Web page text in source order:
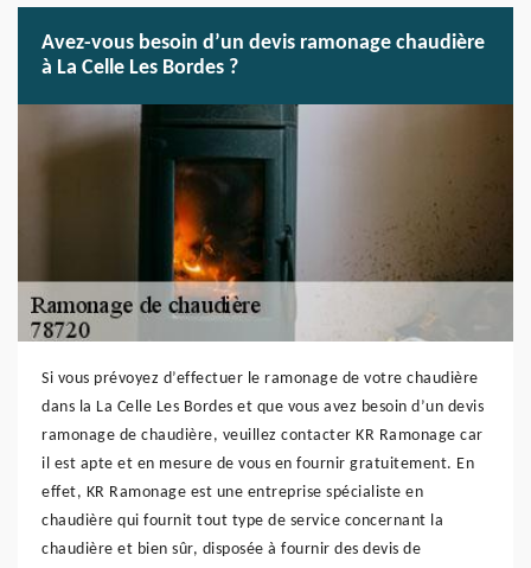
Avez-vous besoin d’un devis ramonage chaudière
à La Celle Les Bordes ?
Si vous prévoyez d’effectuer le ramonage de votre chaudière
dans la La Celle Les Bordes et que vous avez besoin d’un devis
ramonage de chaudière, veuillez contacter KR Ramonage car
il est apte et en mesure de vous en fournir gratuitement. En
effet, KR Ramonage est une entreprise spécialiste en
chaudière qui fournit tout type de service concernant la
chaudière et bien sûr, disposée à fournir des devis de